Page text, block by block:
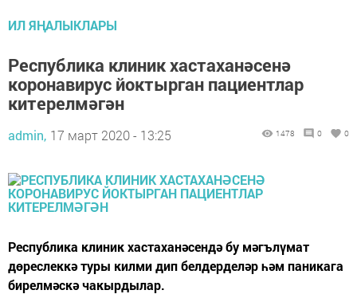
ИЛ ЯҢАЛЫКЛАРЫ
Республика клиник хастаханәсенә
коронавирус йоктырган пациентлар
китерелмәгән
admin, 17 март 2020 - 13:25 1478 0 0
Республика клиник хастаханәсендә бу мәгълүмат
дөреслеккә туры килми дип белдерделәр һәм паникага
бирелмәскә чакырдылар.